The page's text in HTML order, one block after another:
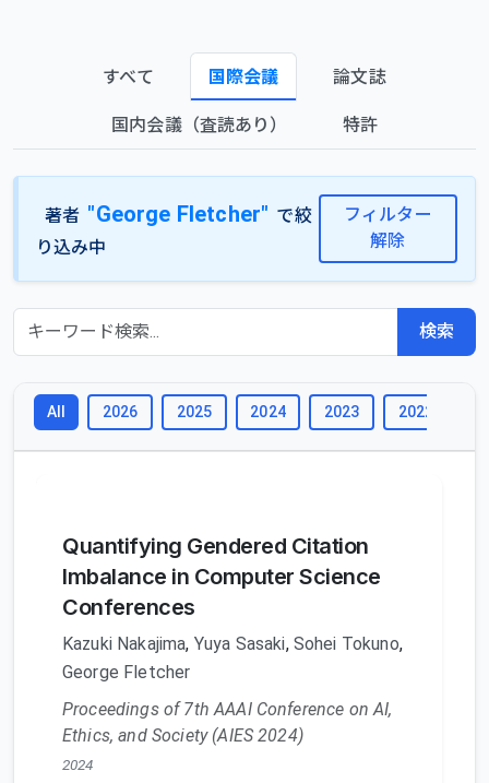
すべて 国際会議 論文誌
国内会議（査読あり） 特許
著者 "George Fletcher" で絞
り込み中
フィルター
解除
検索
All 2026 2025 2024 2023 2022
Quantifying Gendered Citation
Imbalance in Computer Science
Conferences
Kazuki Nakajima, Yuya Sasaki, Sohei Tokuno,
George Fletcher
Proceedings of 7th AAAI Conference on AI,
Ethics, and Society (AIES 2024)
2024